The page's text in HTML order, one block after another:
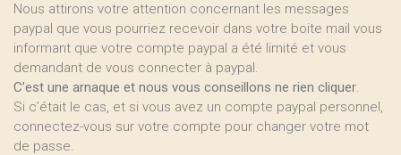
Nous attirons votre attention concernant les messages
paypal que vous pourriez recevoir dans votre boite mail vous
informant que votre compte paypal a été limité et vous
demandant de vous connecter à paypal.
C’est une arnaque et nous vous conseillons ne rien cliquer.
Si c’était le cas, et si vous avez un compte paypal personnel,
connectez-vous sur votre compte pour changer votre mot
de passe.